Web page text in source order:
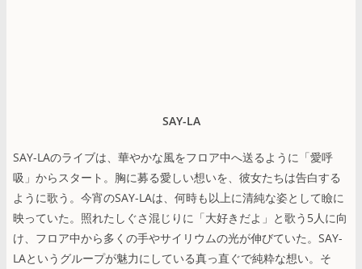
SAY-LA
SAY-LAのライブは、華やかな風をフロア中へ送るように「愛呼
吸」からスタート。胸に募る愛しい想いを、彼女たちは告白する
ように歌う。今宵のSAY-LAは、何時も以上に清純な姿として瞼に
映っていた。照れたしぐさ混じりに「大好きだよ」と歌う5人に向
け、フロア中から多くの手やサイリウムの光が伸びていた。SAY-
LAというグループが魅力にしている真っ直ぐで純粋な想い。そ